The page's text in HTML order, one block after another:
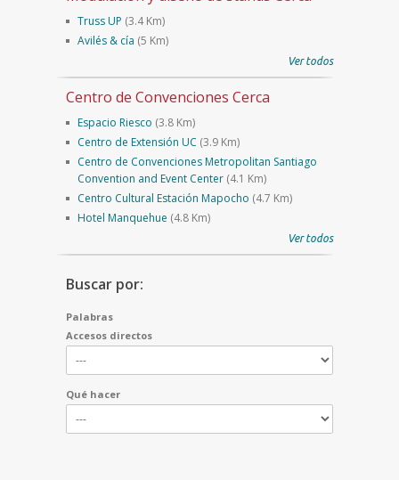
Truss UP (3.4 Km)
Avilés & cía (5 Km)
Ver todos
Centro de Convenciones Cerca
Espacio Riesco (3.8 Km)
Centro de Extensión UC (3.9 Km)
Centro de Convenciones Metropolitan Santiago
Convention and Event Center (4.1 Km)
Centro Cultural Estación Mapocho (4.7 Km)
Hotel Manquehue (4.8 Km)
Ver todos
Buscar por:
Palabras
Accesos directos
Qué hacer